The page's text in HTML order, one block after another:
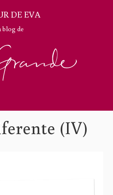
DE EVA
blog de
(IV)